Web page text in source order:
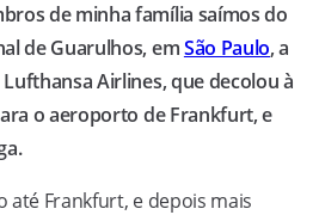
de minha família saímos do
de Guarulhos, emSão Paulo, a
Airlines, que decolou à
o aeroporto de Frankfurt, e
até Frankfurt, e depois mais